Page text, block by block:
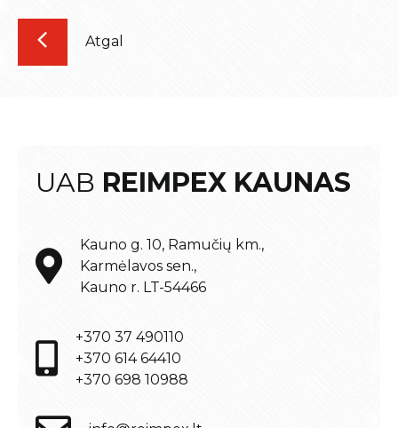
Atgal
UAB REIMPEX KAUNAS
Kauno g. 10, Ramučių km.,
Karmėlavos sen.,
Kauno r. LT-54466
+370 37 490110
+370 614 64410
+370 698 10988